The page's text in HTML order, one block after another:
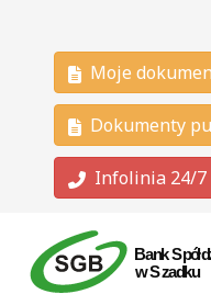
Moje
Dokumenty
Infolinia 24/7